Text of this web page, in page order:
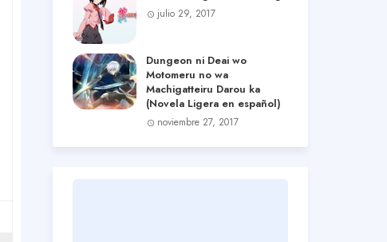
julio 29, 2017
Dungeon ni Deai wo
Motomeru no wa
Machigatteiru Darou ka
(Novela Ligera en español)
noviembre 27, 2017